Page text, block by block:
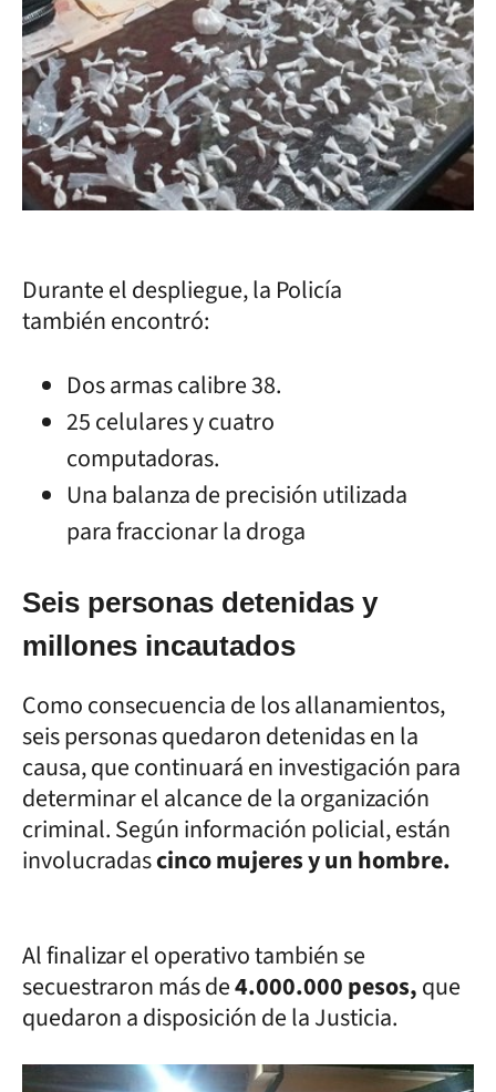
Durante el despliegue, la Policía
también encontró:
Dos armas calibre 38.
25 celulares y cuatro
computadoras.
Una balanza de precisión utilizada
para fraccionar la droga
Seis personas detenidas y
millones incautados
Como consecuencia de los allanamientos,
seis personas quedaron detenidas en la
causa, que continuará en investigación para
determinar el alcance de la organización
criminal. Según información policial, están
involucradascinco mujeres y un hombre.
Al finalizar el operativo también se
secuestraron más de4.000.000 pesos,que
quedaron a disposición de la Justicia.